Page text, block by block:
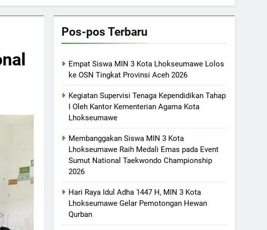
Pos-pos Terbaru
Empat Siswa MIN 3 Kota Lhokseumawe Lolos
ke OSN Tingkat Provinsi Aceh 2026
Kegiatan Supervisi Tenaga Kependidikan Tahap
I Oleh Kantor Kementerian Agama Kota
Lhokseumawe
Membanggakan Siswa MIN 3 Kota
Lhokseumawe Raih Medali Emas pada Event
Sumut National Taekwondo Championship
2026
Hari Raya Idul Adha 1447 H, MIN 3 Kota
Lhokseumawe Gelar Pemotongan Hewan
Qurban